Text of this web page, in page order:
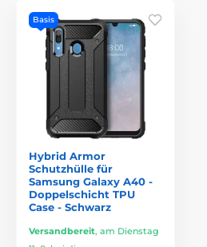
Basis
Hybrid Armor
Schutzhülle für
Samsung Galaxy A40 -
Doppelschicht TPU
Case - Schwarz
Versandbereit, am Dienstag